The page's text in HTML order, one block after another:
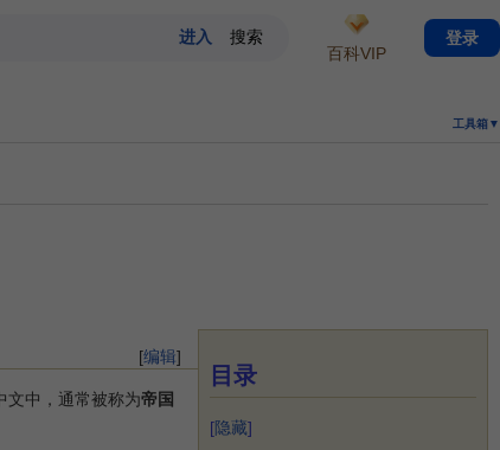
工具箱▼
目录
[隐藏]
[编辑]
文中，通常被称为帝国
百科VIP
登录